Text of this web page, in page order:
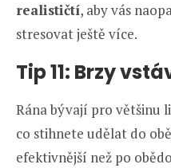
realističtí, aby vás
stresovat ještě více.
Tip 11: Brzy
Rána bývají pro většinu
co stihnete udělat do
efektivnější než po